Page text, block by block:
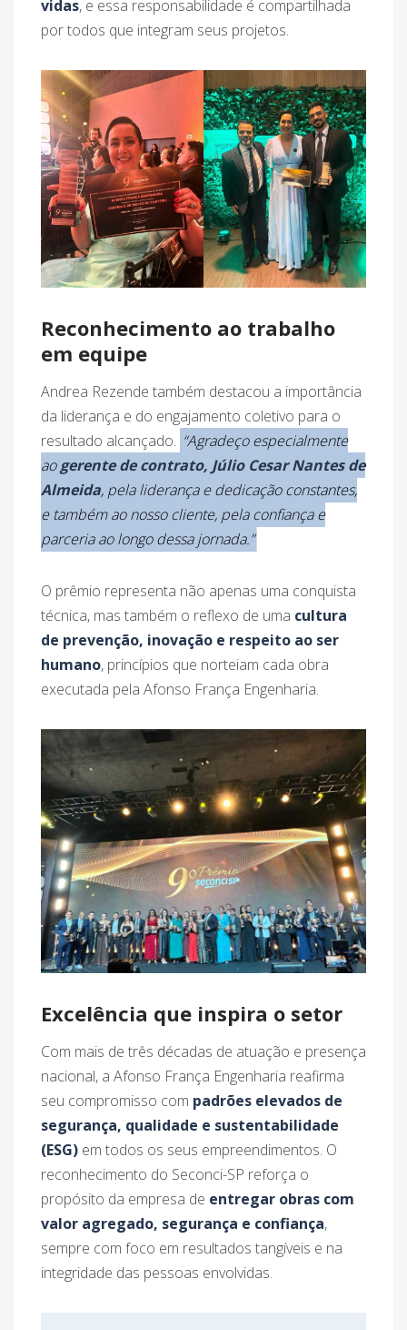
vidas, e essa responsabilidade é compartilhada
por todos que integram seus projetos.
Reconhecimento ao trabalho
em equipe
Andrea Rezende também destacou a importância
da liderança e do engajamento coletivo para o
resultado alcançado. “Agradeço especialmente
aogerente de contrato, Júlio Cesar Nantes de
Almeida, pela liderança e dedicação constantes,
e também ao nosso cliente, pela confiança e
parceria ao longo dessa jornada.”
O prêmio representa não apenas uma conquista
técnica, mas também o reflexo de uma cultura
de prevenção, inovação e respeito ao ser
humano, princípios que norteiam cada obra
executada pela Afonso França Engenharia.
Excelência que inspira o setor
Com mais de três décadas de atuação e presença
nacional, a Afonso França Engenharia reafirma
seu compromisso com padrões elevados de
segurança, qualidade e sustentabilidade
(ESG) em todos os seus empreendimentos. O
reconhecimento do Seconci-SP reforça o
propósito da empresa de entregar obras com
valor agregado, segurança e confiança,
sempre com foco em resultados tangíveis e na
integridade das pessoas envolvidas.